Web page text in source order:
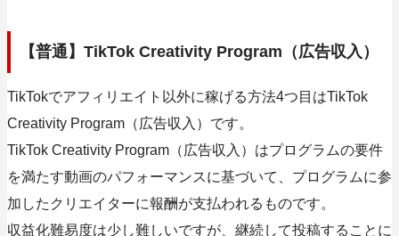
【普通】TikTok Creativity Program（広告収入）
TikTokでアフィリエイト以外に稼げる方法4つ目はTikTok
Creativity Program（広告収入）です。
TikTok Creativity Program（広告収入）はプログラムの要件
を満たす動画のパフォーマンスに基づいて、プログラムに参
加したクリエイターに報酬が支払われるものです。
収益化難易度は少し難しいですが、継続して投稿することに